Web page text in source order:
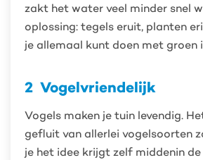
zakt het water veel minder snel
oplossing: tegels eruit, planten
je allemaal kunt doen met groen
2 Vogelvriendelijk
Vogels maken je tuin levendig.
gefluit van allerlei vogelsoorten
je het idee krijgt zelf middenin